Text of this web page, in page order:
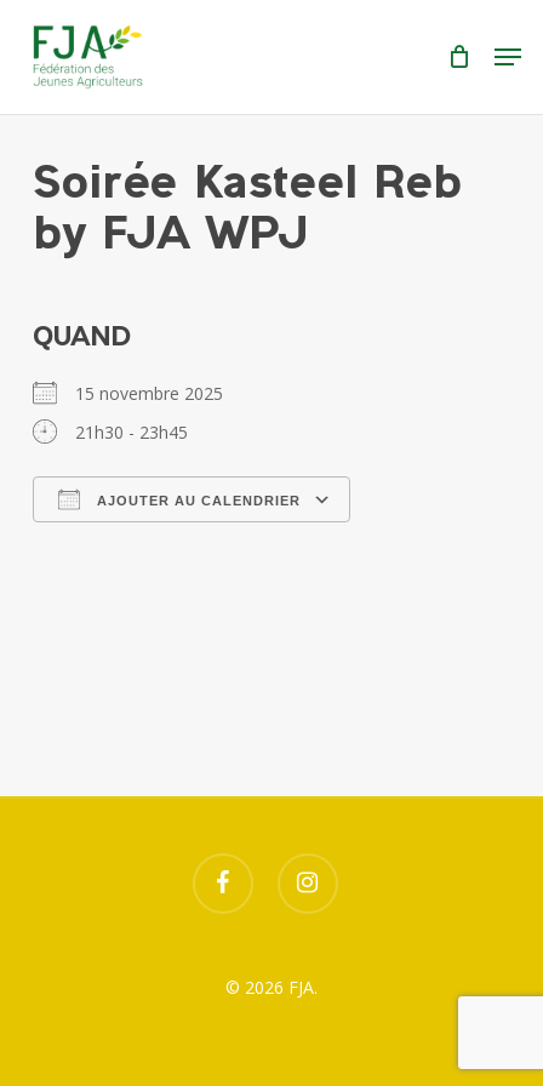
main
content
Soirée Kasteel Reb
by FJA WPJ
QUAND
15 novembre 2025
21h30 - 23h45
AJOUTER AU CALENDRIER
facebook instagram
© 2026 FJA.